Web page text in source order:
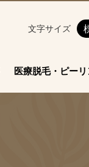
医療脱毛・ピー
文字サイズ